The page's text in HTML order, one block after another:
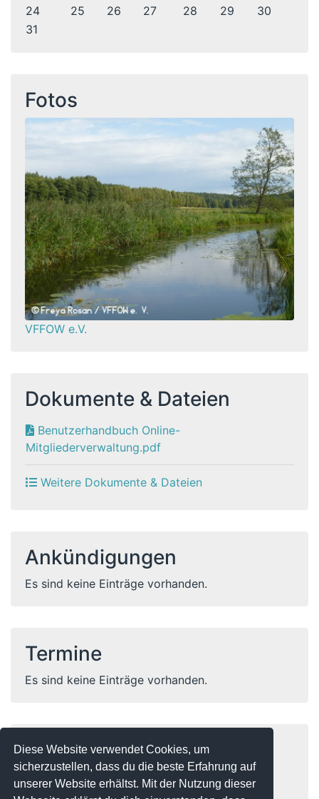
Diese Website verwendet Cookies, um
sicherzustellen, dass du die beste Erfahrung auf
unserer Website erhältst. Mit der Nutzung dieser
24
25 26 27 28 29
30
31
Fotos
VFFOW e.V.
Dokumente & Dateien
Benutzerhandbuch Online-
Mitgliederverwaltung.pdf
Weitere Dokumente & Dateien
Ankündigungen
Es sind keine Einträge vorhanden.
Termine
Es sind keine Einträge vorhanden.
Wer ist Online?
Online ist
1 Besucher